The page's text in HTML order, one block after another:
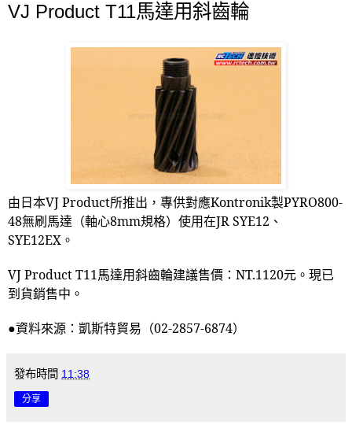
VJ Product T11馬達用斜齒輪
由日本VJ Product所推出，專供對應Kontronik製PYRO800-
48無刷馬達（軸心8mm規格）使用在JR SYE12 、
SYE12EX 。
VJ Product T11馬達用斜齒輪建議售價： NT.1120元。現已
到貨銷售中。
●資料來源：凱斯特貿易（02-2857-6874）
發布時間 11:38
分享